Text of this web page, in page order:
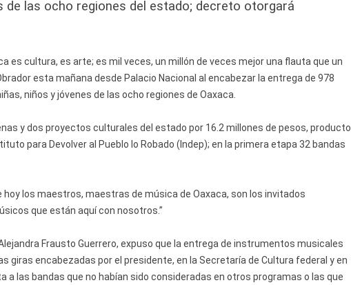
las ocho regiones del estado; decreto otorgará
es cultura, es arte; es mil veces, un millón de veces mejor una flauta que un
esta mañana desde Palacio Nacional al encabezar la entrega de 978
niños y jóvenes de las ocho regiones de Oaxaca.
y dos proyectos culturales del estado por 16.2 millones de pesos, producto
para Devolver al Pueblo lo Robado (Indep); en la primera etapa 32 bandas
hoy los maestros, maestras de música de Oaxaca, son los invitados
que están aquí con nosotros.”
Frausto Guerrero, expuso que la entrega de instrumentos musicales
giras encabezadas por el presidente, en la Secretaría de Cultura federal y en
a las bandas que no habían sido consideradas en otros programas o las que